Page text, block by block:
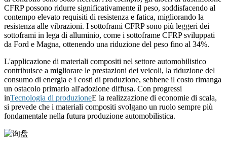
CFRP possono ridurre significativamente il peso, soddisfacendo al
contempo elevato requisiti di resistenza e fatica, migliorando la
resistenza alle vibrazioni. I sottoframi CFRP sono più leggeri dei
sottoframi in lega di alluminio, come i sottoframe CFRP sviluppati
da Ford e Magna, ottenendo una riduzione del peso fino al 34%.
L'applicazione di materiali compositi nel settore automobilistico
contribuisce a migliorare le prestazioni dei veicoli, la riduzione del
consumo di energia e i costi di produzione, sebbene il costo rimanga
un ostacolo primario all'adozione diffusa. Con progressi
inTecnologia di produzioneE la realizzazione di economie di scala,
si prevede che i materiali compositi svolgano un ruolo sempre più
fondamentale nella futura produzione automobilistica.